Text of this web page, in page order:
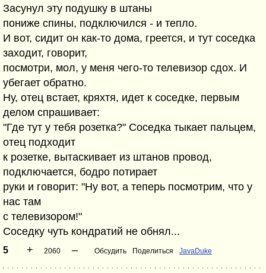
Засунул эту подушку в штаны
пониже спины, подключился - и тепло.
И вот, сидит он как-то дома, греется, и тут соседка
заходит, говорит,
посмотри, мол, у меня чего-то телевизор сдох. И
убегает обратно.
Ну, отец встает, кряхтя, идет к соседке, первым
делом спрашивает:
"Где тут у тебя розетка?" Соседка тыкает пальцем,
отец подходит
к розетке, вытаскивает из штанов провод,
подключается, бодро потирает
руки и говорит: "Ну вот, а теперь посмотрим, что у
нас там
с телевизором!"
Соседку чуть кондратий не обнял...
5 + 2060 – Обсудить Поделиться JavaDuke